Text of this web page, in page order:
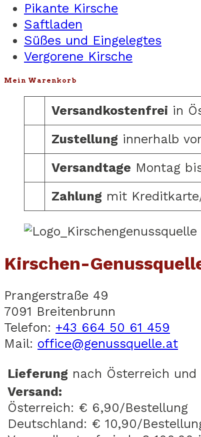
auf
Produktseite
gewählt
Pikante Kirsche
Saftladen
Süßes und Eingelegtes
Vergorene Kirsche
Mein Warenkorb
Versandkostenfrei in
Zustellung innerhalb
Versandtage Montag
Zahlung mit
Kirschen-
Prangerstraße 49
7091 Breitenbrunn
Telefon: +43 664 50 61 459
Mail: office@genussquelle.at
Lieferung nach Österreich und
Versand:
Österreich: € 6,90/Bestellung
Deutschland: € 10,90/